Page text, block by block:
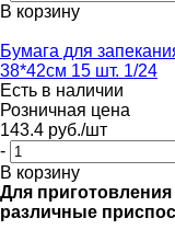
В корзину
Бумага для
38*42см 15 шт. 1/24
Есть в наличии
Розничная цена
143.4 руб./шт
-
В корзину
Для
различные